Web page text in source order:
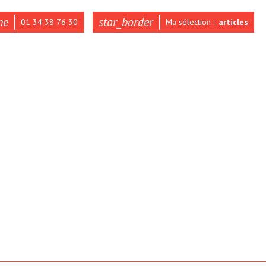
01 34 38 76 30 star_border Ma sélection : articles